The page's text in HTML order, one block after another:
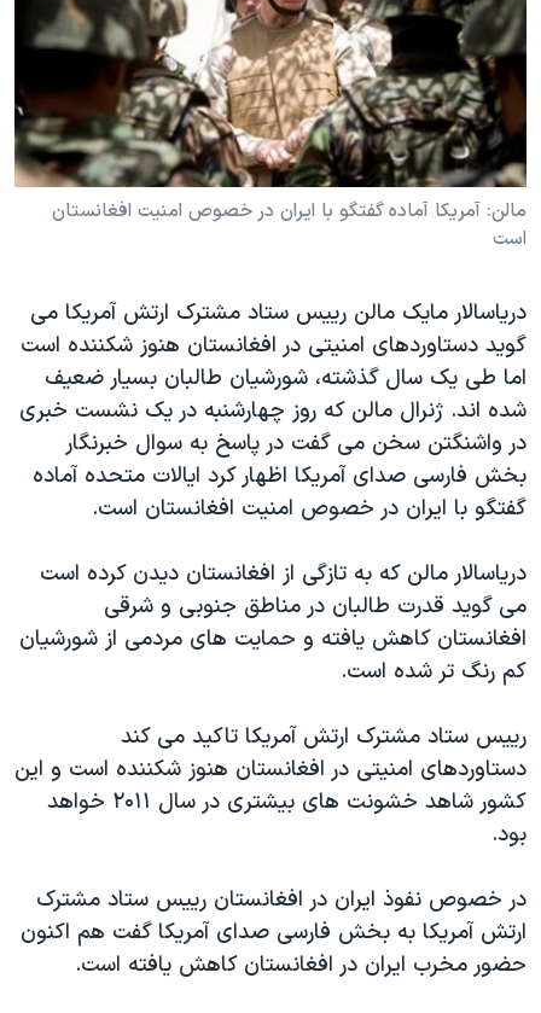
فرهنگ و زندگی
حقوق شهروندی
اقتصادی
علم و فناوری
گالری عکس
مستندها
انتخابات ریاست جمهوری آمریکا ۲۰۲۴
حمله جمهوری اسلامی به اسرائیل
رمز مهسا
ورزش زنان در ایران
اعتراضات زن، زندگی، آزادی
تریبونال مردمی آبان ۹۸
دادگاه حمید نوری
چهل سال گروگان‌گیری
قانون شفافیت دارائی کادر رهبری ایران
اعتراضات مردمی آبان ۹۸
نرگس محمدی برنده جایزه نوبل صلح
همایش محافظه‌کاران آمریکا «سی‌پک»
صفحه‌های ویژه
دنبال کنید
زبانهای مختلف
مالن: آمريکا آماده گفتگو با ايران در خصوص امنيت افغانستان
است
درياسالار مايک مالن رييس ستاد مشترک ارتش آمريکا می
گويد دستاوردهای امنيتی در افغانستان هنوز شکننده است
اما طی يک سال گذشته، شورشيان طالبان بسيار ضعيف
شده اند. ژنرال مالن که روز چهارشنبه در يک نشست خبری
در واشنگتن سخن می گفت در پاسخ به سوال خبرنگار
بخش فارسی صدای آمريکا اظهار کرد ايالات متحده آماده
گفتگو با ايران در خصوص امنيت افغانستان است.
درياسالار مالن که به تازگی از افغانستان ديدن کرده است
می گويد قدرت طالبان در مناطق جنوبی و شرقی
افغانستان کاهش يافته و حمايت های مردمی از شورشيان
کم رنگ تر شده است.
رييس ستاد مشترک ارتش آمريکا تاکيد می کند
دستاوردهای امنيتی در افغانستان هنوز شکننده است و اين
کشور شاهد خشونت های بيشتری در سال ۲۰۱۱ خواهد
بود.
در خصوص نفوذ ايران در افغانستان رييس ستاد مشترک
ارتش آمريکا به بخش فارسی صدای آمريکا گفت هم اکنون
حضور مخرب ايران در افغانستان کاهش يافته است.